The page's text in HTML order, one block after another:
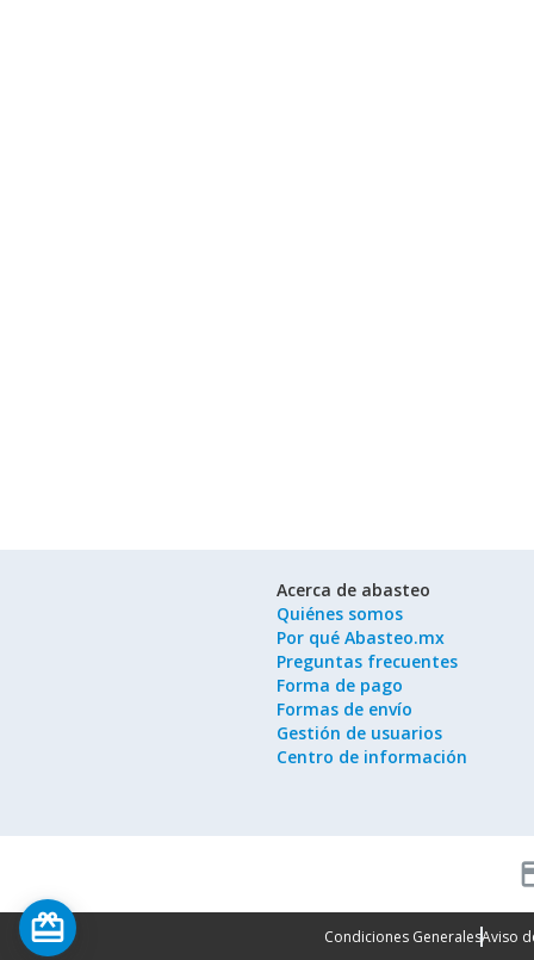
Acerca de abasteo
Quiénes somos
Por qué Abasteo.mx
Preguntas frecuentes
Forma de pago
Formas de envío
Gestión de usuarios
Centro de información
Condiciones GeneralesAviso
card_giftcard